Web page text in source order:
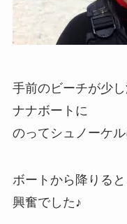
手前のビーチが少
ナナボートに
のってシュノーケ
ボートから降りる
興奮でした♪